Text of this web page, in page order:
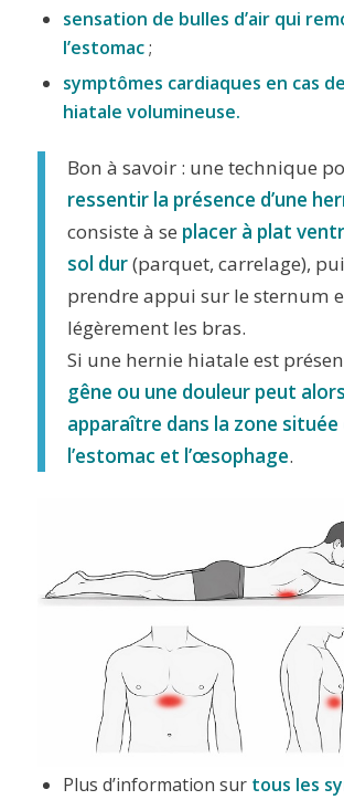
sensation de bulles d’air qui
l’estomac;
symptômes cardiaques en cas
hiatale volumineuse.
Bon à savoir : une technique
ressentir la présence d’une
consiste à se placer à plat
sol dur(parquet, carrelage),
prendre appui sur le sternum
légèrement les bras.
Si une hernie hiatale est
gêne ou une douleur peut alors
apparaître dans la zone
l’estomac et l’œsophage.
Plus d’information sur tous les